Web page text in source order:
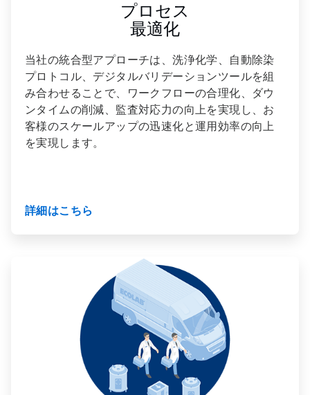
プロセス
最適化
当社の統合型アプローチは、洗浄化学、自動除染
プロトコル、デジタルバリデーションツールを組
み合わせることで、ワークフローの合理化、ダウ
ンタイムの削減、監査対応力の向上を実現し、お
客様のスケールアップの迅速化と運用効率の向上
を実現します。
詳細はこちら
ArticleTile
3